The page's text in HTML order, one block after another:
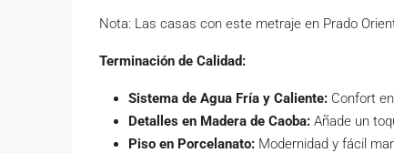
Nota: Las casas con este metraje en Prado
Terminación de Calidad:
Sistema de Agua Fría y Caliente: Confort
Detalles en Madera de Caoba: Añade un
Piso en Porcelanato: Modernidad y fácil